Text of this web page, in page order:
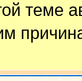
теме